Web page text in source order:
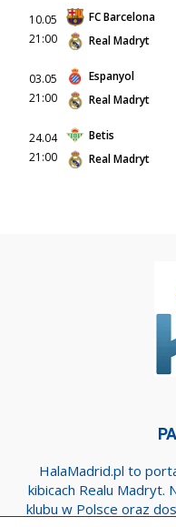
10.05
21:00
FC Barcelona
Real Madryt
03.05
21:00
Espanyol
Real Madryt
24.04
21:00
Betis
Real Madryt
HalaMadrid.pl to
kibicach Realu Madryt.
klubu w Polsce oraz